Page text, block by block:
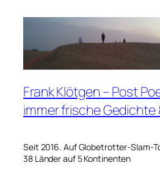
Frank Klötgen – Post
immer frische Gedichte
Seit 2016. Auf Globetrotter-Slam-
38 Länder auf 5 Kontinenten